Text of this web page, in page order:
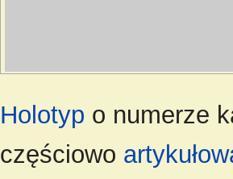
Holotyp o numerze
częściowo